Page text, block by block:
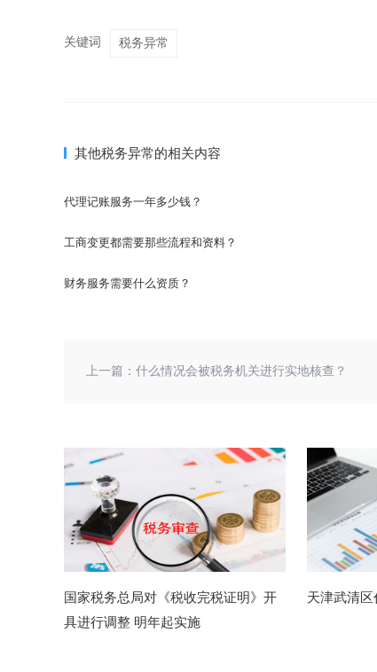
关键词 税务异常
其他税务异常的相关内容
代理记账服务一年多少钱？
工商变更都需要那些流程和资料？
财务服务需要什么资质？
上一篇： 什么情况会被税务机关进行实地核查？
国家税务总局对《税收完税证明》开
具进行调整 明年起实施
天津武清区